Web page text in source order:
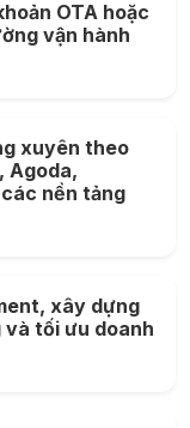
OTA hoặc
vận hành
xuyên theo
Agoda,
nền tảng
xây dựng
tối ưu doanh